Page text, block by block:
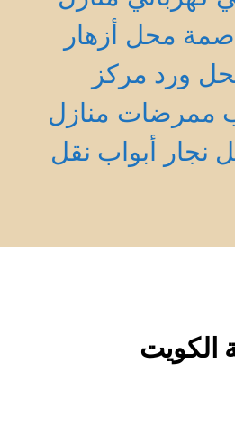
محل أزهار
ورد مركز
ممرضات منازل
نجار أبواب نقل
الكويت